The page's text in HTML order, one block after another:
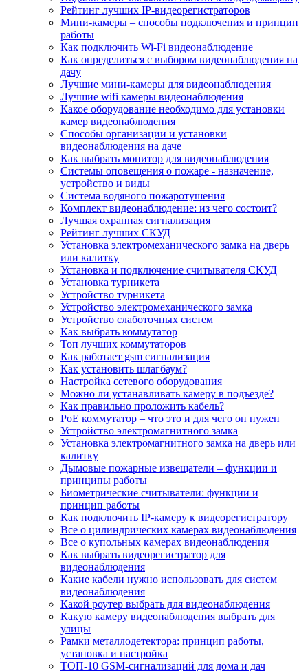
Рейтинг лучших IP-видеорегистраторов
Мини-камеры – способы подключения и принцип
работы
Как подключить Wi-Fi видеонаблюдение
Как определиться с выбором видеонаблюдения на
дачу
Лучшие мини-камеры для видеонаблюдения
Лучшие wifi камеры видеонаблюдения
Какое оборудование необходимо для установки
камер видеонаблюдения
Способы организации и установки
видеонаблюдения на даче
Как выбрать монитор для видеонаблюдения
Системы оповещения о пожаре - назначение,
устройство и виды
Система водяного пожаротушения
Комплект видеонаблюдение: из чего состоит?
Лучшая охранная сигнализация
Рейтинг лучших СКУД
Установка электромеханического замка на дверь
или калитку
Установка и подключение считывателя СКУД
Установка турникета
Устройство турникета
Устройство электромеханического замка
Устройство слаботочных систем
Как выбрать коммутатор
Топ лучших коммутаторов
Как работает gsm сигнализация
Как установить шлагбаум?
Настройка сетевого оборудования
Можно ли устанавливать камеру в подъезде?
Как правильно проложить кабель?
PoE коммутатор – что это и для чего он нужен
Устройство электромагнитного замка
Установка электромагнитного замка на дверь или
калитку
Дымовые пожарные извещатели – функции и
принципы работы
Биометрические считыватели: функции и
принцип работы
Как подключить IP-камеру к видеорегистратору
Все о цилиндрических камерах видеонаблюдения
Все о купольных камерах видеонаблюдения
Как выбрать видеорегистратор для
видеонаблюдения
Какие кабели нужно использовать для систем
видеонаблюдения
Какой роутер выбрать для видеонаблюдения
Какую камеру видеонаблюдения выбрать для
улицы
Рамки металлодетектора: принцип работы,
установка и настройка
ТОП-10 GSM-сигнализаций для дома и дач